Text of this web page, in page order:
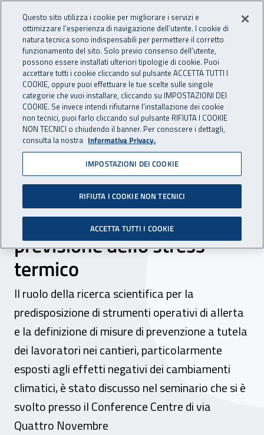
INAIL - Istituto Nazionale
Apri cerca
Navigazione principale
Navigazione - Ti trovi in:
Home Inail comunica News
21 luglio 2023
Rischio caldo e lavoro, con
il progetto Worklimate di
Inail e Cnr un sistema di
previsione dello stress
termico
Il ruolo della ricerca scientifica per la
predisposizione di strumenti operativi di allerta
e la definizione di misure di prevenzione a tutela
dei lavoratori nei cantieri, particolarmente
esposti agli effetti negativi dei cambiamenti
climatici, è stato discusso nel seminario che si è
svolto presso il Conference Centre di via
Quattro Novembre
Questo sito utilizza i cookie per migliorare i servizi e
ottimizzare l’esperienza di navigazione dell’utente. I cookie di
natura tecnica sono indispensabili per permettere il corretto
funzionamento del sito. Solo previo consenso dell’utente,
possono essere installati ulteriori tipologie di cookie. Puoi
accettare tutti i cookie cliccando sul pulsante ACCETTA TUTTI I
COOKIE, oppure puoi effettuare le tue scelte sulle singole
categorie che vuoi installare, cliccando su IMPOSTAZIONI DEI
COOKIE. Se invece intendi rifiutarne l’installazione dei cookie
non tecnici, puoi farlo cliccando sul pulsante RIFIUTA I COOKIE
NON TECNICI o chiudendo il banner. Per conoscere i dettagli,
consulta la nostra Informativa Privacy.
IMPOSTAZIONI DEI COOKIE
RIFIUTA I COOKIE NON TECNICI
ACCETTA TUTTI I COOKIE